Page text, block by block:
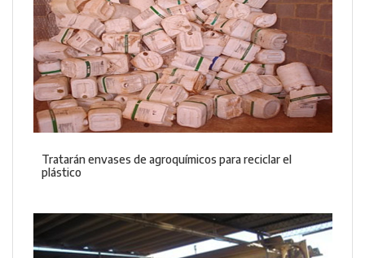
Tratarán envases de agroquímicos para reciclar el
plástico